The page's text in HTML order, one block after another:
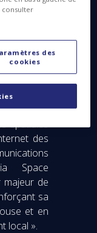
New
et du
a déclaré
Thales
« En
les
à
spatiales
des
Space
majeur de
sa
et en
local ».
consulter
des
cookies